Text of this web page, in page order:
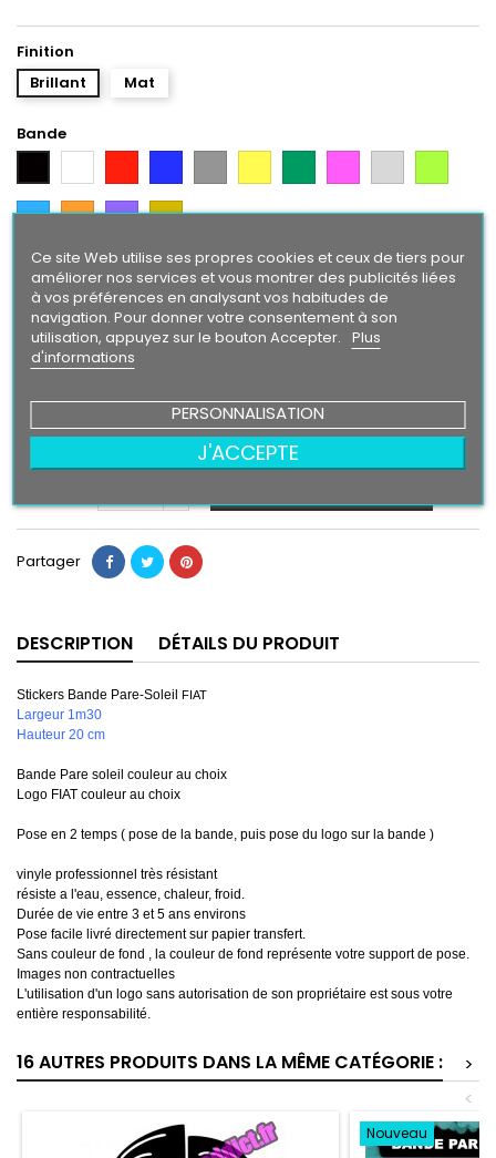
Finition
Brillant
Mat
Bande
ArgentCitron
Bleu
OrangeVioletGold
Texte/ Logo
Noir
Blanc RougeBleu Gris JauneVert Rose Gris
Argent
Bleu
Intense
OrangeViolet
24,90 €
Partager
DESCRIPTION DÉTAILS DU PRODUIT
Stickers Bande Pare-Soleil FIAT
Largeur 1m30
Hauteur 20 cm
Bande Pare soleil couleur au choix
Logo FIAT couleur au choix
Pose en 2 temps ( pose de la bande, puis pose du logo sur la bande )
vinyle professionnel très résistant
résiste a l'eau, essence, chaleur, froid.
Durée de vie entre 3 et 5 ans environs
Pose facile livré directement sur papier transfert.
Sans couleur de fond , la couleur de fond représente votre support de pose.
Images non contractuelles
L'utilisation d'un logo sans autorisation de son propriétaire est sous votre
entière responsabilité.
16 AUTRES PRODUITS DANS LA MÊME CATÉGORIE :
>
<
Nouveau
Ce site Web utilise ses propres cookies et ceux de tiers pour
améliorer nos services et vous montrer des publicités liées
à vos préférences en analysant vos habitudes de
navigation. Pour donner votre consentement à son
utilisation, appuyez sur le bouton Accepter. Plus
d'informations
PERSONNALISATION
J'ACCEPTE